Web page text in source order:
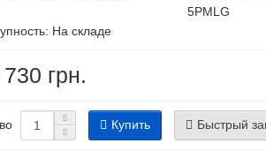
5PMLG
На складе
грн.
Купить Быстрый